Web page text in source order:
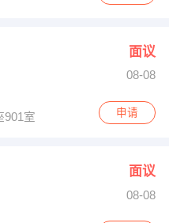
面议
08-08
901室
申请
面议
08-08